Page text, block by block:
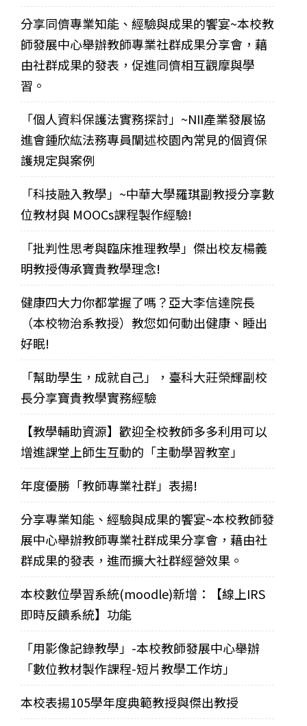
分享同儕專業知能、經驗與成果的饗宴~本校教
師發展中心舉辦教師專業社群成果分享會，藉
由社群成果的發表，促進同儕相互觀摩與學
習。
「個人資料保護法實務探討」~NII產業發展協
進會鍾欣紘法務專員闡述校園內常見的個資保
護規定與案例
「科技融入教學」~中華大學羅琪副教授分享數
位教材與 MOOCs課程製作經驗!
「批判性思考與臨床推理教學」傑出校友楊義
明教授傳承寶貴教學理念!
健康四大力你都掌握了嗎？亞大李信達院長
（本校物治系教授）教您如何動出健康、睡出
好眠!
「幫助學生，成就自己」，臺科大莊榮輝副校
長分享寶貴教學實務經驗
【教學輔助資源】歡迎全校教師多多利用可以
增進課堂上師生互動的「主動學習教室」
年度優勝「教師專業社群」表揚!
分享專業知能、經驗與成果的饗宴~本校教師發
展中心舉辦教師專業社群成果分享會，藉由社
群成果的發表，進而擴大社群經營效果。
本校數位學習系統(moodle)新增：【線上IRS
即時反饋系統】功能
「用影像記錄教學」-本校教師發展中心舉辦
「數位教材製作課程-短片教學工作坊」
本校表揚105學年度典範教授與傑出教授